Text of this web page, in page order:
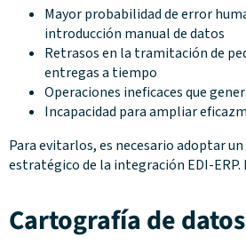
Mayor probabilidad de error
introducción manual de datos
Retrasos en la tramitación de
entregas a tiempo
Operaciones ineficaces que
Incapacidad para ampliar
Para evitarlos, es necesario adoptar
estratégico de la integración EDI-
Cartografía de datos